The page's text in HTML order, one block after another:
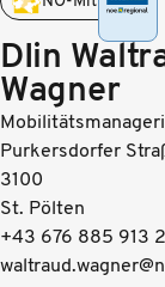
DIin
Wagner
Purkersdorfer
3100
St. Pölten
+43 676 885 913